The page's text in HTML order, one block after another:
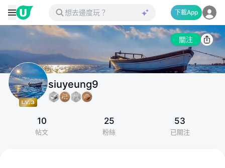
下載App
關注
siuyeung9
10
帖文
25
粉絲
53
已關注